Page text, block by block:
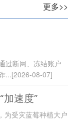
更多>>
过断网、冻结账户
...[2026-08-07]
速度”
为受灾蓝莓种植大户